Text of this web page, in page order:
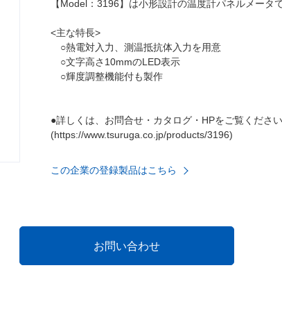
【Model：3196】は小形設計の温度計パネルメータ
<主な特長>
○熱電対入力、測温抵抗体入力を用意
○文字高さ10mmのLED表示
○輝度調整機能付も製作
●詳しくは、お問合せ・カタログ・HPをご覧ください
(https://www.tsuruga.co.jp/products/3196)
この企業の登録製品はこちら